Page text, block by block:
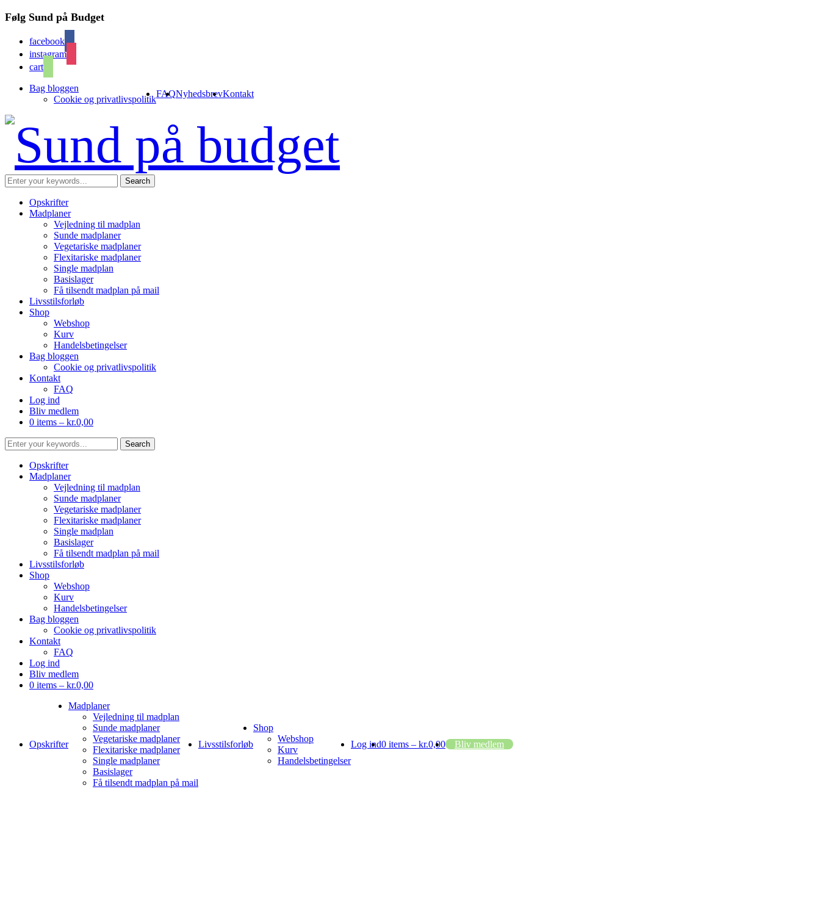
Følg Sund på Budget
facebook
instagram
cart
Bag bloggen
Cookie og privatlivspolitik
FAQNyhedsbrevKontakt
Opskrifter
Madplaner
Vejledning til madplan
Sunde madplaner
Vegetariske madplaner
Flexitariske madplaner
Single madplan
Basislager
Få tilsendt madplan på mail
Livsstilsforløb
Shop
Webshop
Kurv
Handelsbetingelser
Bag bloggen
Cookie og privatlivspolitik
Kontakt
FAQ
Log ind
Bliv medlem
0 items – kr.0,00
Opskrifter
Madplaner
Vejledning til madplan
Sunde madplaner
Vegetariske madplaner
Flexitariske madplaner
Single madplan
Basislager
Få tilsendt madplan på mail
Livsstilsforløb
Shop
Webshop
Kurv
Handelsbetingelser
Bag bloggen
Cookie og privatlivspolitik
Kontakt
FAQ
Log ind
Bliv medlem
0 items – kr.0,00
Opskrifter
Madplaner
Vejledning til madplan
Sunde madplaner
Vegetariske madplaner
Flexitariske madplaner
Single madplaner
Basislager
Få tilsendt madplan på mail
Livsstilsforløb
Shop
Webshop
Kurv
Handelsbetingelser
Log ind Bliv medlem
0 items – kr.0,00